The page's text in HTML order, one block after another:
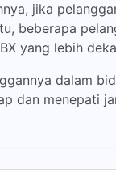
jika
beberapa
yang lebih
dalam
dan menepati